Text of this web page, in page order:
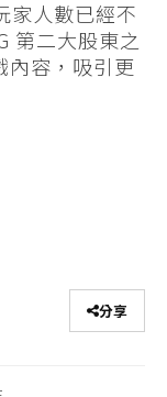
家人數已經不
第二大股東之
內容，吸引更
分享